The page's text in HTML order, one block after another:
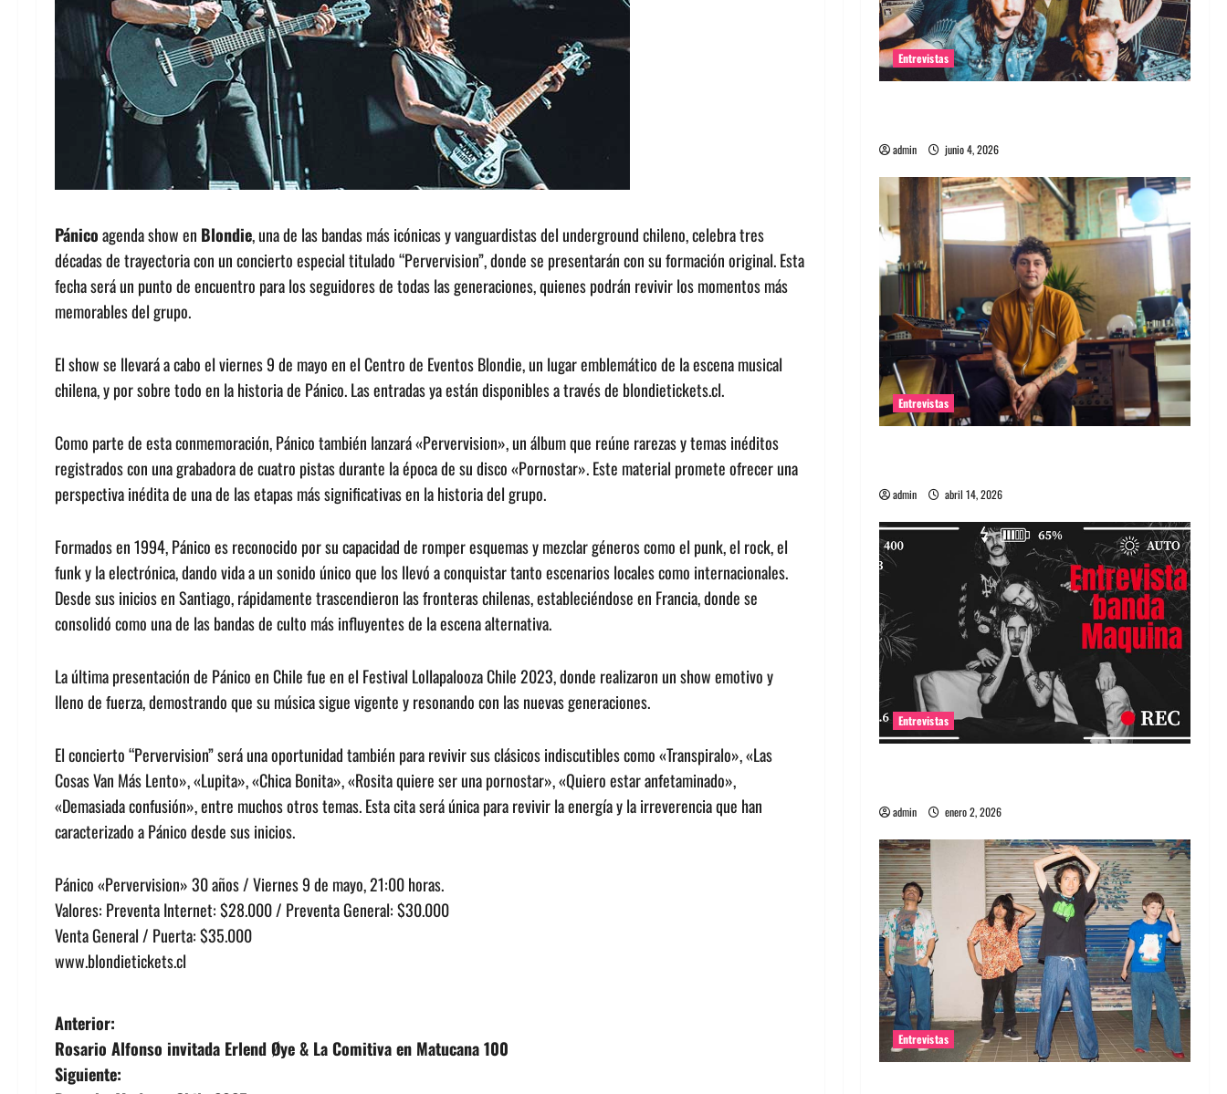
Pánicoagenda show en Blondie, una de las bandas más icónicas y vanguardistas del underground chileno, celebra tres
décadas de trayectoria con un concierto especial titulado “Pervervision”, donde se presentarán con su formación original. Esta
fecha será un punto de encuentro para los seguidores de todas las generaciones, quienes podrán revivir los momentos más
memorables del grupo.
El show se llevará a cabo el viernes 9 de mayo en el Centro de Eventos Blondie, un lugar emblemático de la escena musical
chilena, y por sobre todo en la historia de Pánico. Las entradas ya están disponibles a través de blondietickets.cl.
Como parte de esta conmemoración, Pánico también lanzará «Pervervision», un álbum que reúne rarezas y temas inéditos
registrados con una grabadora de cuatro pistas durante la época de su disco «Pornostar». Este material promete ofrecer una
perspectiva inédita de una de las etapas más significativas en la historia del grupo.
Formados en 1994, Pánico es reconocido por su capacidad de romper esquemas y mezclar géneros como el punk, el rock, el
funk y la electrónica, dando vida a un sonido único que los llevó a conquistar tanto escenarios locales como internacionales.
Desde sus inicios en Santiago, rápidamente trascendieron las fronteras chilenas, estableciéndose en Francia, donde se
consolidó como una de las bandas de culto más influyentes de la escena alternativa.
La última presentación de Pánico en Chile fue en el Festival Lollapalooza Chile 2023, donde realizaron un show emotivo y
lleno de fuerza, demostrando que su música sigue vigente y resonando con las nuevas generaciones.
El concierto “Pervervision” será una oportunidad también para revivir sus clásicos indiscutibles como «Transpiralo», «Las
Cosas Van Más Lento», «Lupita», «Chica Bonita», «Rosita quiere ser una pornostar», «Quiero estar anfetaminado»,
«Demasiada confusión», entre muchos otros temas. Esta cita será única para revivir la energía y la irreverencia que han
caracterizado a Pánico desde sus inicios.
Pánico «Pervervision» 30 años / Viernes 9 de mayo, 21:00 horas.
Valores: Preventa Internet: $28.000 / Preventa General: $30.000
Venta General / Puerta: $35.000
www.blondietickets.cl
N
a
Anterior:
Rosario Alfonso invitada Erlend Øye & La Comitiva en Matucana 100
Siguiente:
Entrevistas
admin junio 4, 2026
Entrevistas
admin abril 14, 2026
Entrevistas
admin enero 2, 2026
Entrevistas